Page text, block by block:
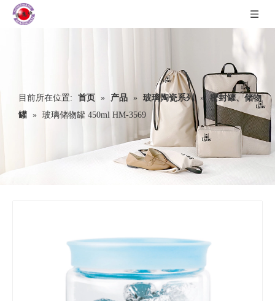
目前所在位置: 首页 » 产品 » 玻璃陶瓷系列 » 密封罐、储物
罐 » 玻璃储物罐 450ml HM-3569